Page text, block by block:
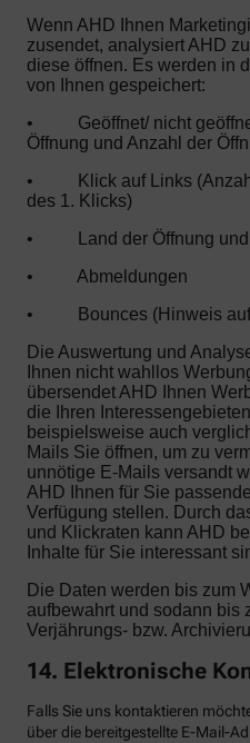
Wenn AHD Ihnen
zusendet, analysiert AHD
diese öffnen. Es werden in
von Ihnen gespeichert:
•
Geöffnet/ nicht
Öffnung und Anzahl der
•
Klick auf Links
des 1. Klicks)
•
Land der Öffnung
•
Abmeldungen
•
Bounces (Hinweis
Die Auswertung und
Ihnen nicht wahllos
übersendet AHD Ihnen
die Ihren
beispielsweise auch
Mails Sie öffnen, um zu
unnötige E-Mails versandt
AHD Ihnen für Sie
Verfügung stellen. Durch
und Klickraten kann AHD
Inhalte für Sie interessant
Die Daten werden bis zum
aufbewahrt und sodann bis
Verjährungs- bzw.
14. Elektronische
Falls Sie uns kontaktieren
über die bereitgestellte E-Mail-